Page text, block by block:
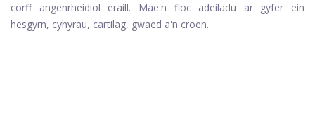
corff angenrheidiol eraill. Mae'n floc adeiladu ar gyfer ein
hesgyrn, cyhyrau, cartilag, gwaed a'n croen.